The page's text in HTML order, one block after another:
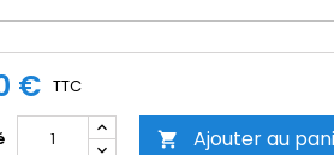
€ TTC
 Ajouter au